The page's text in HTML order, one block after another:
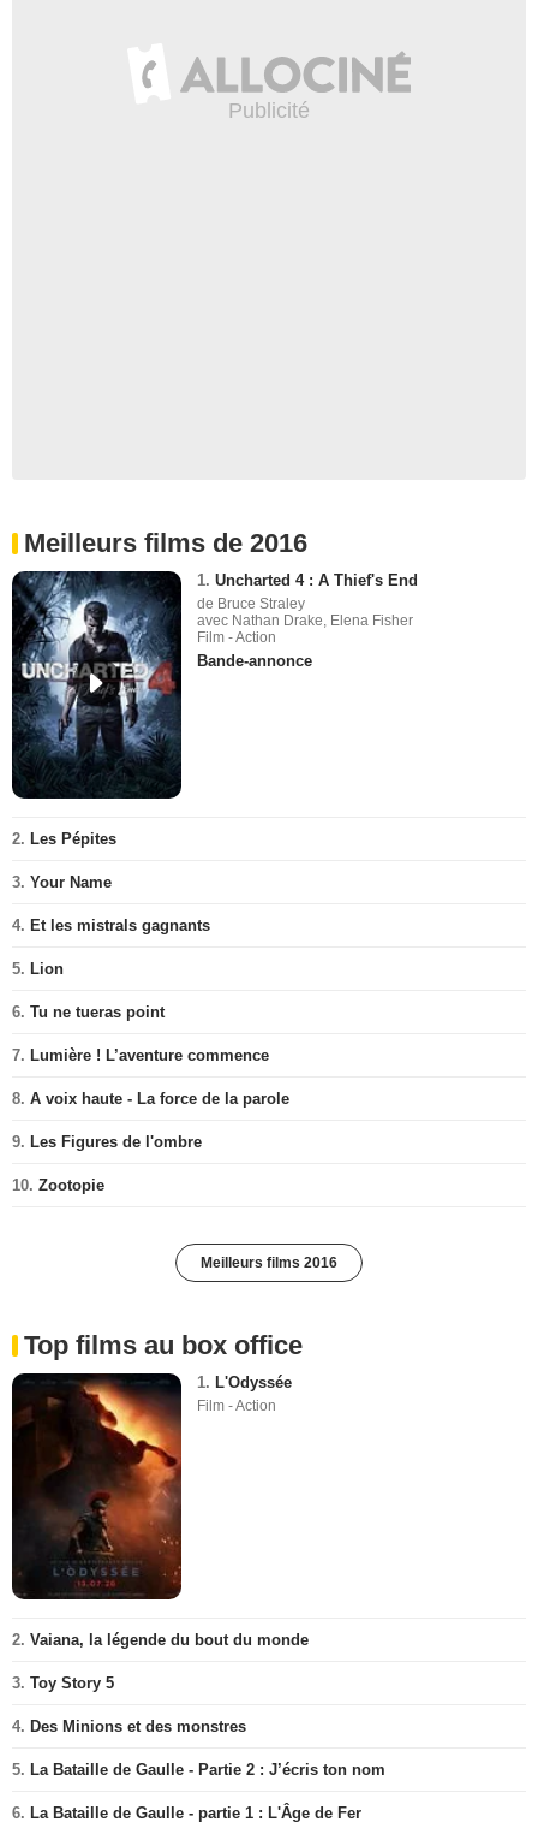
Meilleurs films de 2016
1. Uncharted 4 : A Thief's End
de Bruce Straley
avec Nathan Drake, Elena Fisher
Film - Action
Bande-annonce
2. Les Pépites
3. Your Name
4. Et les mistrals gagnants
5. Lion
6. Tu ne tueras point
7. Lumière ! L’aventure commence
8. A voix haute - La force de la parole
9. Les Figures de l'ombre
10. Zootopie
Meilleurs films 2016
Top films au box office
1. L'Odyssée
Film - Action
2. Vaiana, la légende du bout du monde
3. Toy Story 5
4. Des Minions et des monstres
5. La Bataille de Gaulle - Partie 2 : J’écris ton nom
6. La Bataille de Gaulle - partie 1 : L'Âge de Fer